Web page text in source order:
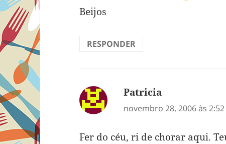
Beijos
RESPONDER
Patricia
novembro 28, 2006 às
Fer do céu, ri de chorar aqui.